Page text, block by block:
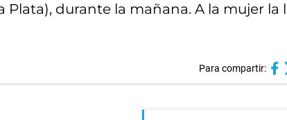
Plata), durante la mañana. A la mujer la
Para compartir: